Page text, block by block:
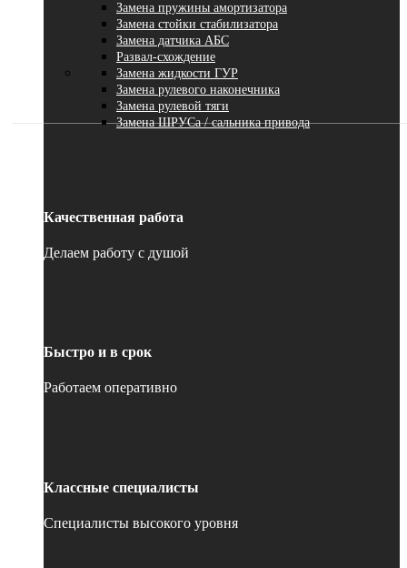
Замена пружины амортизатора
Замена стойки стабилизатора
Замена датчика АБС
Развал-схождение
Замена жидкости ГУР
Замена рулевого наконечника
Замена рулевой тяги
Замена ШРУСа / сальника привода
Качественная работа
Делаем работу с душой
Быстро и в срок
Работаем оперативно
Классные специалисты
Специалисты высокого уровня